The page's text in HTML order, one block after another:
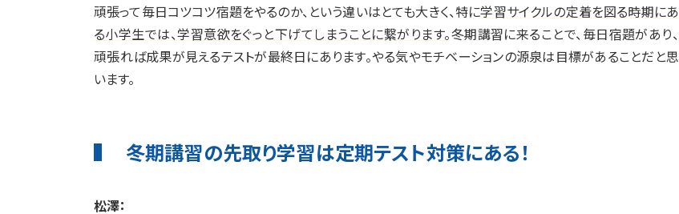
頑張って毎日コツコツ宿題をやるのか、という違いはとても大きく、特に学習サイクルの定着を図る時期にあ
る小学生では、学習意欲をぐっと下げてしまうことに繋がります。冬期講習に来ることで、毎日宿題があり、
頑張れば成果が見えるテストが最終日にあります。やる気やモチベーションの源泉は目標があることだと思
います。
冬期講習の先取り学習は定期テスト対策にある！
松澤：